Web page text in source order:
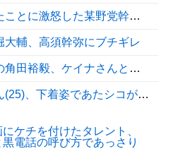
、僅か3文字で論破される偉業を達成してしまい……
大輔、高須幹弥にブチギレ
ナさんと一緒に酒蔵巡りをしている模様
下着姿であたシコが止まらない
場で唐揚げを食う中国人の子供
ケチを付けたタレント、
電話の呼び方であっさり